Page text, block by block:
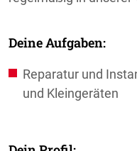
Deine Aufgaben:
Reparatur und
und Kleingeräten